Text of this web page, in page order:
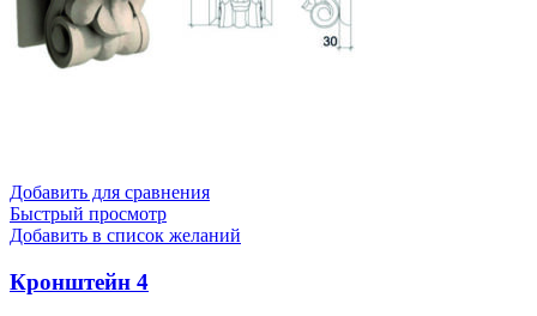
Добавить для сравнения
Быстрый просмотр
Добавить в список желаний
Кронштейн 4